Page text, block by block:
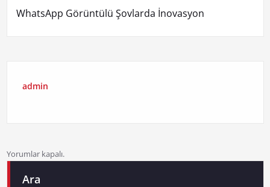
WhatsApp Görüntülü Şovlarda İnovasyon
admin
Yorumlar kapalı.
Ara